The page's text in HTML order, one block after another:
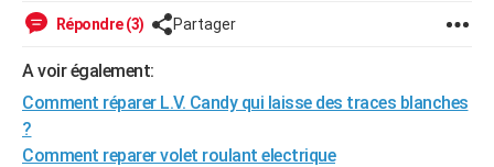
LIFESTYLE
Alimentation
Guide de la santé
Maladies
Médicaments
Sommeil
VOYAGE
Destinations
City break
Voyage nature
Voyage de noces
Forum
Climat
+PHOTO
Répondre (3) Partager
A voir également:
Comment réparer L.V. Candy qui laisse des traces blanches
?
Comment reparer volet roulant electrique